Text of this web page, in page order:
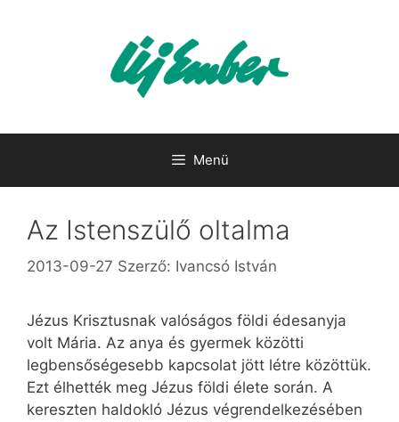
Menü
Az Istenszülő oltalma
2013-09-27 Szerző: Ivancsó István
Jézus Krisztusnak valóságos földi édesanyja
volt Mária. Az anya és gyermek közötti
legbensőségesebb kapcsolat jött létre közöttük.
Ezt élhették meg Jézus földi élete során. A
kereszten haldokló Jézus végrendelkezésében